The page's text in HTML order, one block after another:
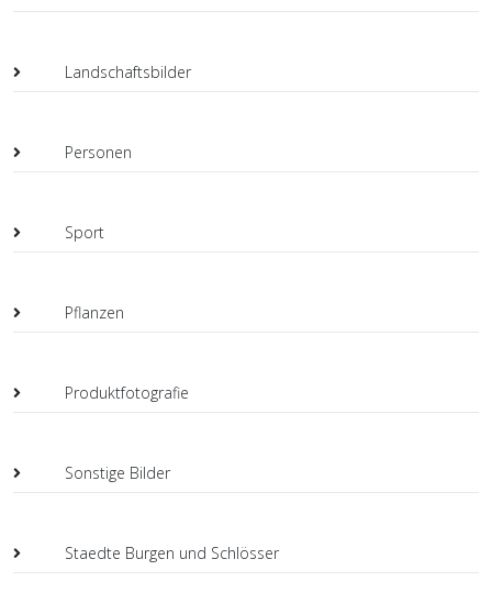
Landschaftsbilder
Personen
Sport
Pflanzen
Produktfotografie
Sonstige Bilder
Staedte Burgen und Schlösser